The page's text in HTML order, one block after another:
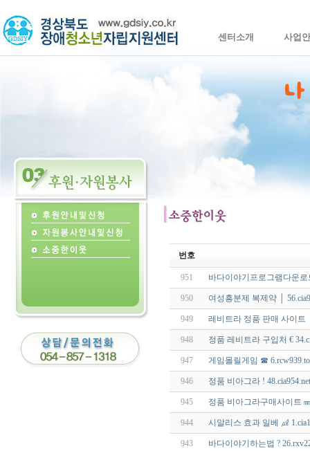
센터소개 사업
번호
951 바다이야기프로그램다운로
950 여성흥분제 복제약 │
949 레비트라 정품 판매 사이
948 정품 레비트라 구입처 €
947 게임몰릴게임 ☎
946 정품 비아그라 !
945 정품 비아그라구매사이트
944 시알리스 효과 일베 ㎕
943 바다이야기하는법 ?